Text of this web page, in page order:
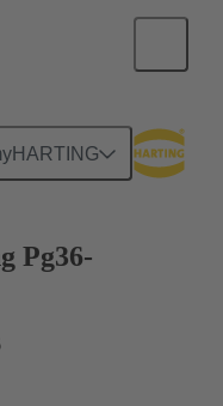
Pg36-